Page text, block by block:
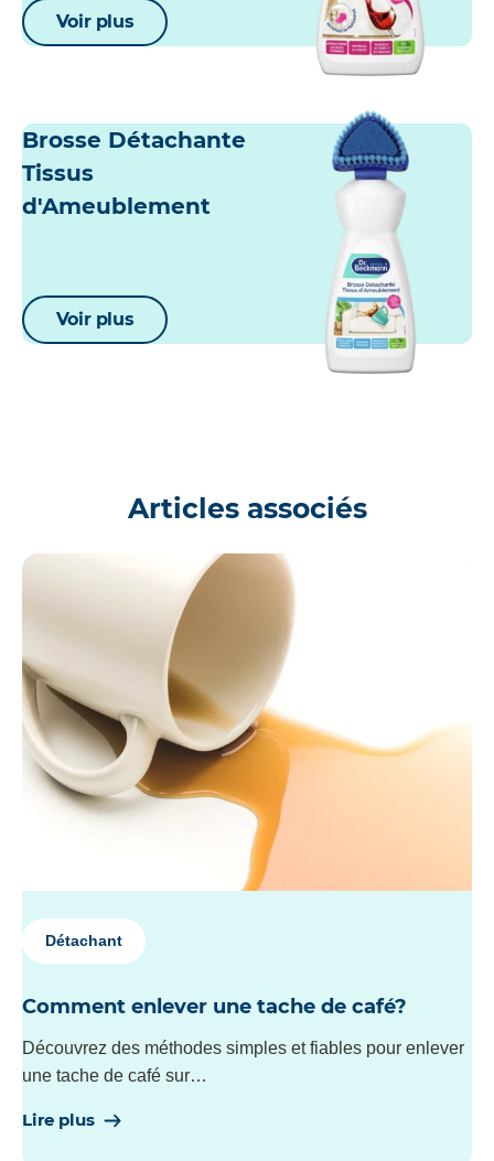
Voir plus
Brosse Détachante
Tissus
d'Ameublement
Voir plus
Articles associés
Détachant
Comment enlever une tache de café?
Découvrez des méthodes simples et fiables pour enlever
une tache de café sur…
Lire plus